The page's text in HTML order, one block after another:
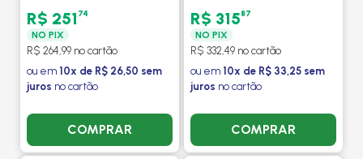
R$ 251 74
NO PIX
R$ 264,99 no cartão
ou em 10x de R$ 26,50 sem
juros no cartão
COMPRAR
R$ 31587
NO PIX
R$ 332,49 no cartão
ou em 10x de R$ 33,25 sem
juros no cartão
COMPRAR